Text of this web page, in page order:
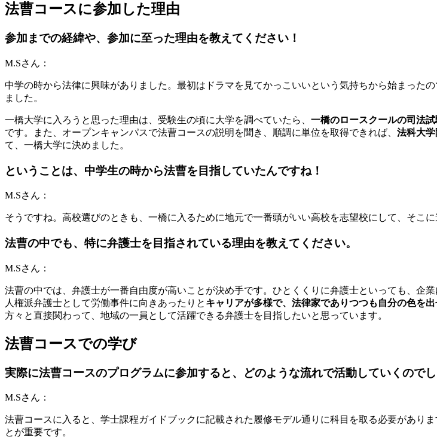
法曹コースに参加した理由
参加までの経緯や、参加に至った理由を教えてください！
M.Sさん：
中学の時から法律に興味がありました。最初はドラマを見てかっこいいという気持ちから始まった
ました。
一橋大学に入ろうと思った理由は、受験生の頃に大学を調べていたら、 一橋のロースクールの司法
です。また、オープンキャンパスで法曹コースの説明を聞き、順調に単位を取得できれば、 法科大
て、一橋大学に決めました。
ということは、中学生の時から法曹を目指していたんですね！
M.Sさん：
そうですね。高校選びのときも、一橋に入るために地元で一番頭がいい高校を志望校にして、そこに
法曹の中でも、特に弁護士を目指されている理由を教えてください。
M.Sさん：
法曹の中では、弁護士が一番自由度が高いことが決め手です。ひとくくりに弁護士といっても、企
人権派弁護士として労働事件に向きあったりと キャリアが多様で、法律家でありつつも自分の色を
方々と直接関わって、地域の一員として活躍できる弁護士を目指したいと思っています。
法曹コースでの学び
実際に法曹コースのプログラムに参加すると、どのような流れで活動していくので
M.Sさん：
法曹コースに入ると、学士課程ガイドブックに記載された履修モデル通りに科目を取る必要があり
とが重要です。